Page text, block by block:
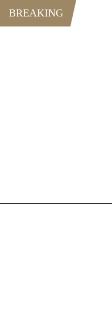
BREAKING